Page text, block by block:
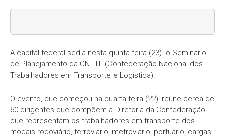
A capital federal sedia nesta quinta-feira (23) o Seminário
de Planejamento da CNTTL (Confederação Nacional dos
Trabalhadores em Transporte e Logística).
O evento, que começou na quarta-feira (22), reúne cerca de
60 dirigentes que compõem a Diretoria da Confederação,
que representam os trabalhadores em transporte dos
modais rodoviário, ferroviário, metroviário, portuário, cargas